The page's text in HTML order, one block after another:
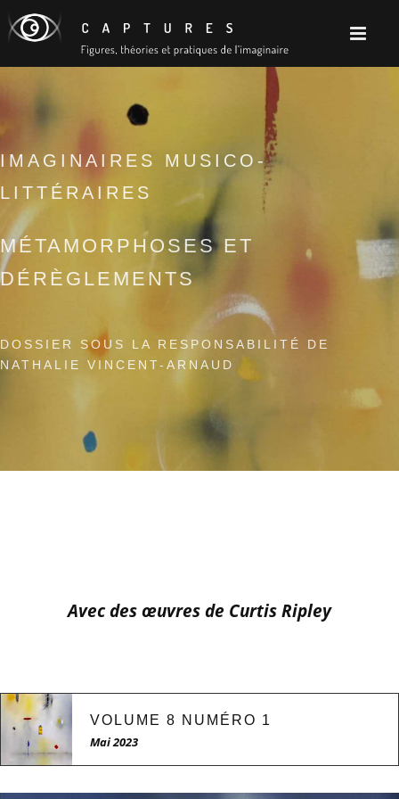
IMAGINAIRES MUSICO-
LITTÉRAIRES
MÉTAMORPHOSES ET
DÉRÈGLEMENTS
DOSSIER SOUS LA RESPONSABILITÉ DE
NATHALIE VINCENT-ARNAUD
Avec des œuvres de Curtis Ripley
VOLUME 8 NUMÉRO 1
Mai 2023